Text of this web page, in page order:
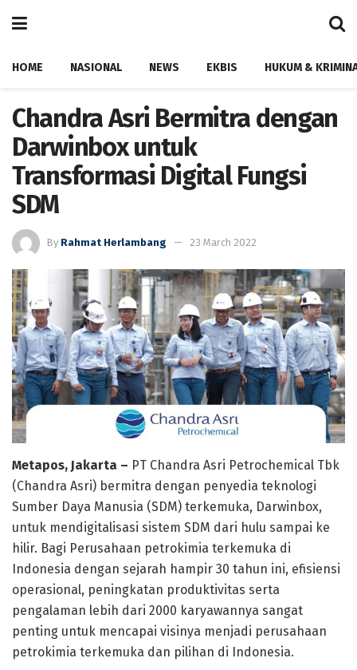
HOME NASIONAL NEWS EKBIS HUKUM &
Chandra Asri Bermitra dengan
Darwinbox untuk
Transformasi Digital Fungsi
SDM
By Rahmat Herlambang 23 March 2022
Metapos, Jakarta – PT Chandra Asri Petrochemical Tbk
(Chandra Asri) bermitra dengan penyedia teknologi
Sumber Daya Manusia (SDM) terkemuka, Darwinbox,
untuk mendigitalisasi sistem SDM dari hulu sampai ke
hilir. Bagi Perusahaan petrokimia terkemuka di
Indonesia dengan sejarah hampir 30 tahun ini, efisiensi
operasional, peningkatan produktivitas serta
pengalaman lebih dari 2000 karyawannya sangat
penting untuk mencapai visinya menjadi perusahaan
petrokimia terkemuka dan pilihan di Indonesia.